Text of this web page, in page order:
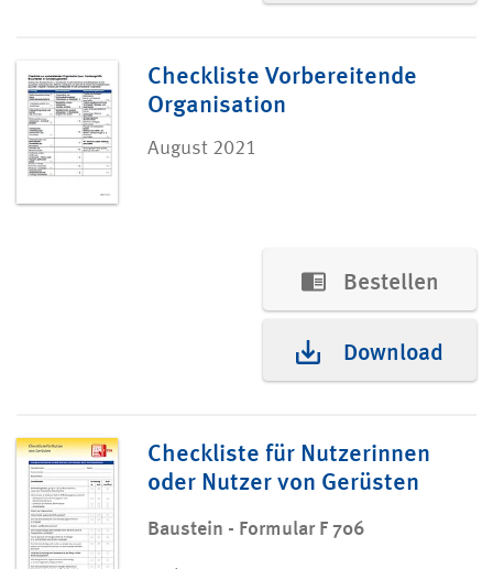
Checkliste Vorbereitende
Organisation
August 2021
Bestellen
Download
Checkliste für Nutzerinnen
oder Nutzer von Gerüsten
Baustein - Formular F 706